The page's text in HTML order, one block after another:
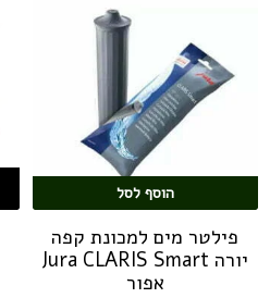
הוסף לסל
פילטר מים למכונת קפה
יורה Jura CLARIS Smart
אפור